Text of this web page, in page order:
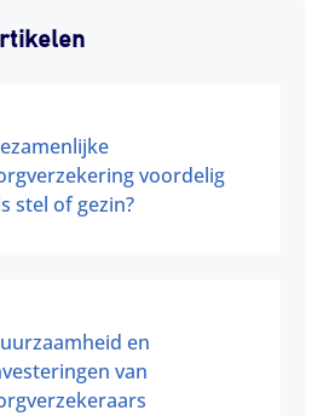
voordelig
stel of gezin?
en
van